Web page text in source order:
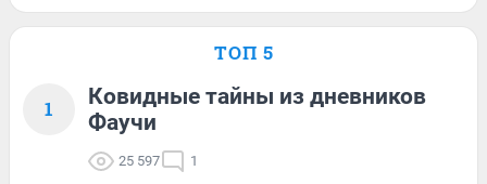
ТОП 5
1
Ковидные тайны из дневников
Фаучи
25 597 1